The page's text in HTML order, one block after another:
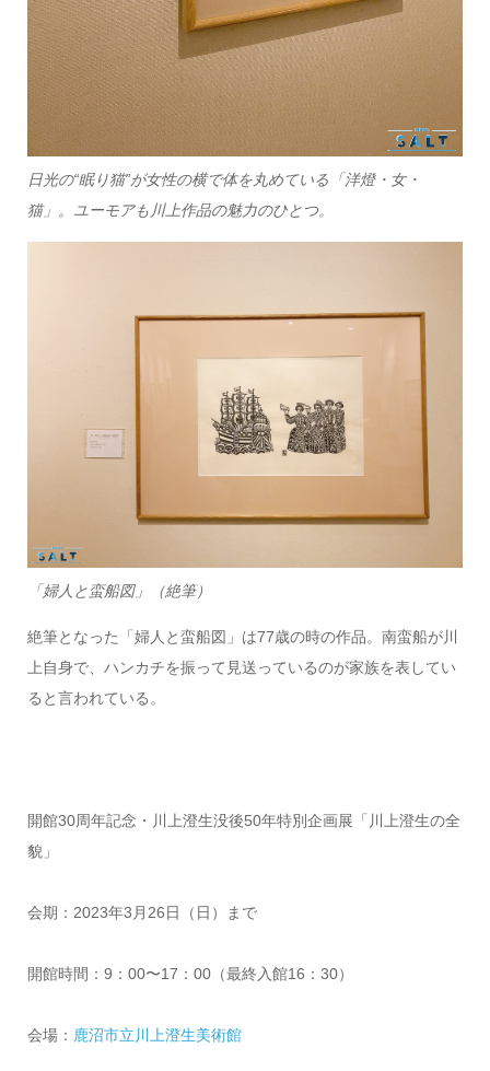
日光の“眠り猫”が女性の横で体を丸めている「洋燈・女・
猫」。ユーモアも川上作品の魅力のひとつ。
「婦人と蛮船図」（絶筆）
絶筆となった「婦人と蛮船図」は77歳の時の作品。南蛮船が川
上自身で、ハンカチを振って見送っているのが家族を表してい
ると言われている。
開館30周年記念・川上澄生没後50年特別企画展「川上澄生の全
貌」
会期：2023年3月26日（日）まで
開館時間：9：00〜17：00（最終入館16：30）
会場： 鹿沼市立川上澄生美術館